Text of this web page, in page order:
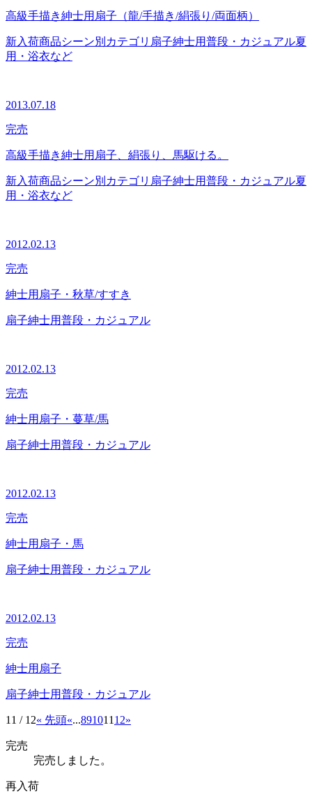
高級手描き紳士用扇子（龍/手描き/絹張り/両面柄）
新入荷商品シーン別カテゴリ 扇子紳士用普段・カジュアル夏
用・浴衣など
2013.07.18
完売
高級手描き紳士用扇子、絹張り、馬駆ける。
新入荷商品シーン別カテゴリ 扇子紳士用普段・カジュアル夏
用・浴衣など
2012.02.13
完売
紳士用扇子・秋草/すすき
扇子紳士用普段・カジュアル
2012.02.13
完売
紳士用扇子・蔓草/馬
扇子紳士用普段・カジュアル
2012.02.13
完売
紳士用扇子・馬
扇子紳士用普段・カジュアル
2012.02.13
完売
紳士用扇子
扇子紳士用普段・カジュアル
11 / 12« 先頭«...891011 12»
完売
完売しました。
再入荷